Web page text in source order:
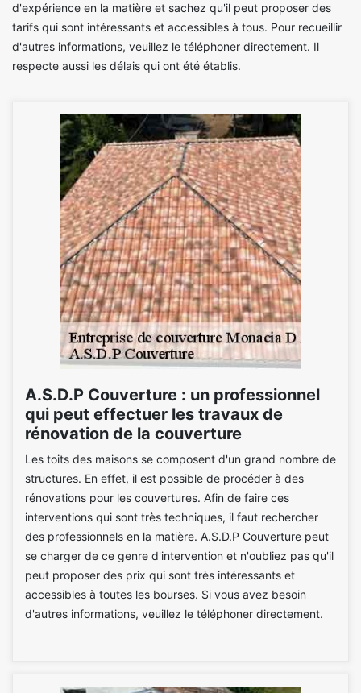
d'expérience en la matière et sachez qu'il peut proposer des
tarifs qui sont intéressants et accessibles à tous. Pour recueillir
d'autres informations, veuillez le téléphoner directement. Il
respecte aussi les délais qui ont été établis.
A.S.D.P Couverture : un professionnel
qui peut effectuer les travaux de
rénovation de la couverture
Les toits des maisons se composent d'un grand nombre de
structures. En effet, il est possible de procéder à des
rénovations pour les couvertures. Afin de faire ces
interventions qui sont très techniques, il faut rechercher
des professionnels en la matière. A.S.D.P Couverture peut
se charger de ce genre d'intervention et n'oubliez pas qu'il
peut proposer des prix qui sont très intéressants et
accessibles à toutes les bourses. Si vous avez besoin
d'autres informations, veuillez le téléphoner directement.